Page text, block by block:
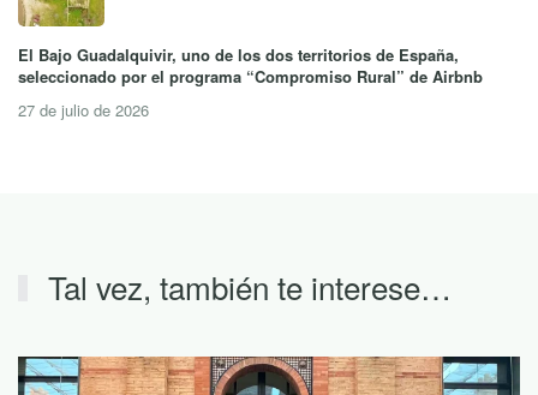
El Bajo Guadalquivir, uno de los dos territorios de España,
seleccionado por el programa “Compromiso Rural” de Airbnb
27 de julio de 2026
Tal vez, también te interese…